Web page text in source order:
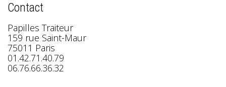
Contact
Papilles Traiteur
159 rue Saint-Maur
75011 Paris
01.42.71.40.79
06.76.66.36.32